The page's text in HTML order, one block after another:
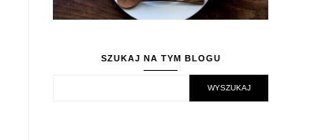
SZUKAJ NA TYM BLOGU